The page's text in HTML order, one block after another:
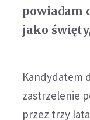
powiadam
jako
Kandydatem
zastrzelenie
przez trzy